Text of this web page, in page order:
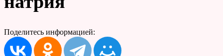
Поделитесь информацией: